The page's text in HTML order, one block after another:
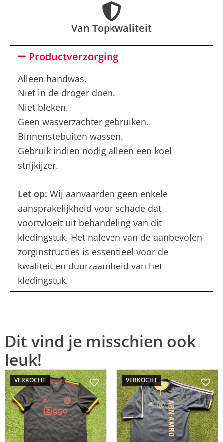
Van Topkwaliteit
Productverzorging
Alleen handwas.
Niet in de droger doen.
Niet bleken.
Geen wasverzachter gebruiken.
Binnenstebuiten wassen.
Gebruik indien nodig alleen een koel
strijkijzer.
Let op: Wij aanvaarden geen enkele
aansprakelijkheid voor schade dat
voortvloeit uit behandeling van dit
kledingstuk. Het naleven van de aanbevolen
zorginstructies is essentieel voor de
kwaliteit en duurzaamheid van het
kledingstuk.
Dit vind je misschien ook
leuk!
VERKOCHT VERKOCHT